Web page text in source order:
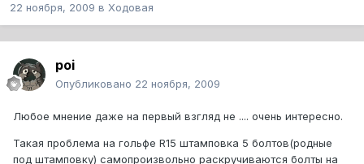
22 ноября, 2009 в Ходовая
poi
Опубликовано 22 ноября, 2009
Любое мнение даже на первый взгляд не .... очень интересно.
Такая проблема на гольфе R15 штамповка 5 болтов(родные
под штамповку) самопроизвольно раскручиваются болты на